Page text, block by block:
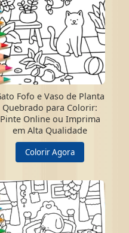
Fofo e Vaso de Planta
Quebrado para Colorir:
Pinte Online ou Imprima
em Alta Qualidade
Colorir Agora